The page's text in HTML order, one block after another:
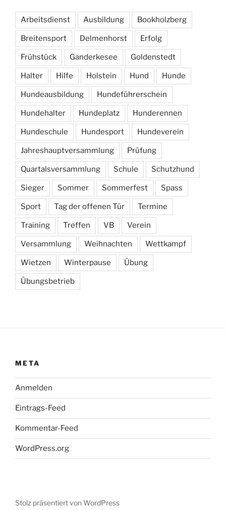
Arbeitsdienst Ausbildung Bookholzberg
Breitensport Delmenhorst Erfolg
Frühstück Ganderkesee Goldenstedt
Halter Hilfe Holstein Hund Hunde
Hundeausbildung Hundeführerschein
Hundehalter Hundeplatz Hunderennen
Hundeschule Hundesport Hundeverein
Jahreshauptversammlung Prüfung
Quartalsversammlung Schule Schutzhund
Sieger Sommer Sommerfest Spass
Sport Tag der offenen Tür Termine
Training Treffen VB Verein
Versammlung Weihnachten Wettkampf
Wietzen Winterpause Übung
Übungsbetrieb
META
Anmelden
Eintrags-Feed
Kommentar-Feed
WordPress.org
Stolz präsentiert von WordPress